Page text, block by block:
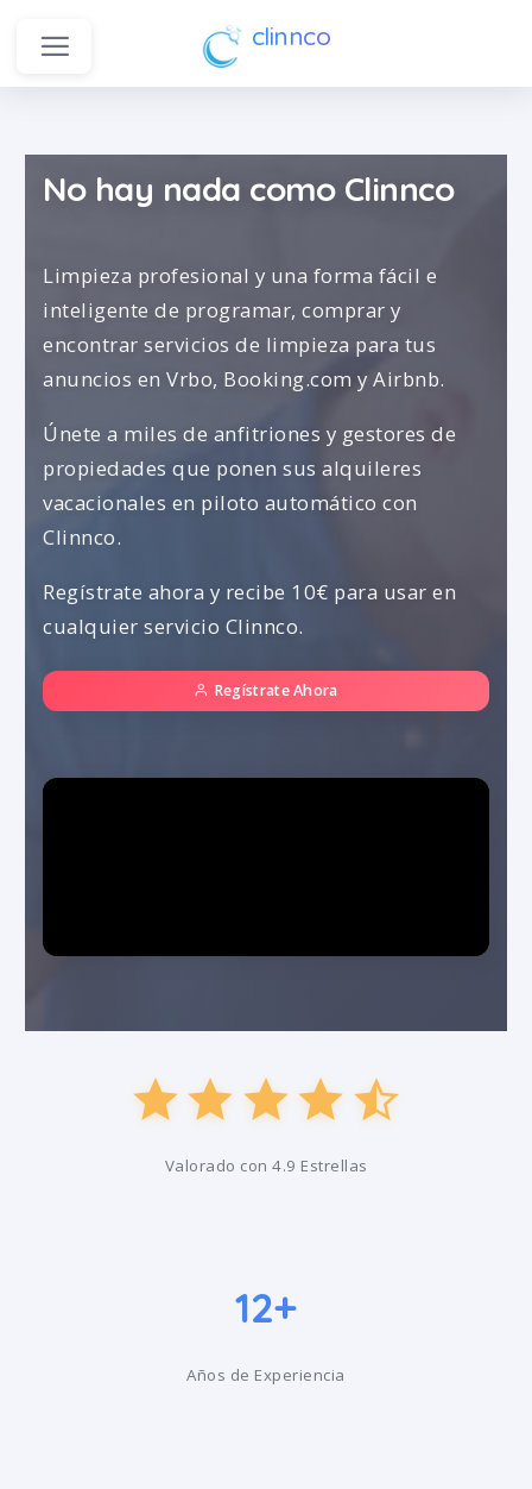
clinnco
No hay nada como Clinnco
Limpieza profesional y una forma fácil e
inteligente de programar, comprar y
encontrar servicios de limpieza para tus
anuncios en Vrbo, Booking.com y Airbnb.
Únete a miles de anfitriones y gestores de
propiedades que ponen sus alquileres
vacacionales en piloto automático con
Clinnco.
Regístrate ahora y recibe 10€ para usar en
cualquier servicio Clinnco.
Regístrate Ahora
Valorado con 4.9 Estrellas
12+
Años de Experiencia